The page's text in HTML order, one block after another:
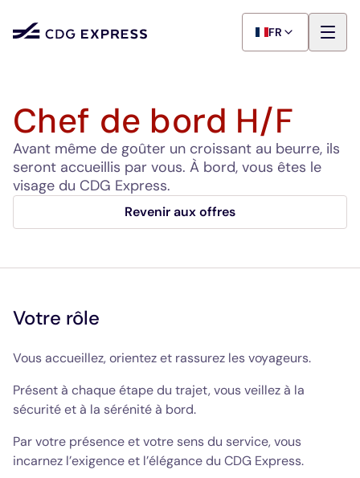
FR
Chef de bord H/F
Avant même de goûter un croissant au beurre, ils
seront accueillis par vous. À bord, vous êtes le
visage du CDG Express.
Revenir aux offres
Votre rôle
Vous accueillez, orientez et rassurez les voyageurs.
Présent à chaque étape du trajet, vous veillez à la
sécurité et à la sérénité à bord.
Par votre présence et votre sens du service, vous
incarnez l’exigence et l’élégance du CDG Express.